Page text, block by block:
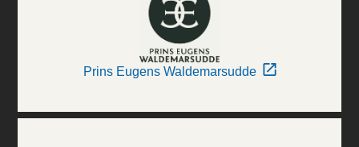
Prins Eugens Waldemarsudde